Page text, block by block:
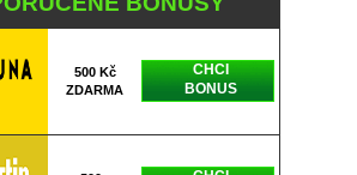
500 Kč
ZDARMA
CHCI
BONUS